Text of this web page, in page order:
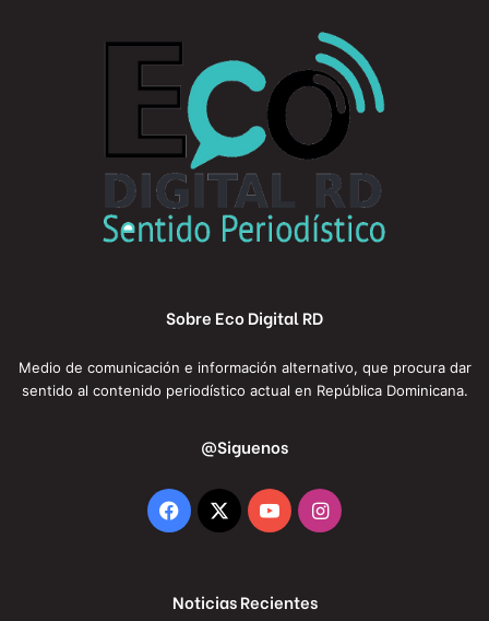
Sobre Eco Digital RD
Medio de comunicación e información alternativo, que procura dar
sentido al contenido periodístico actual en República Dominicana.
@Siguenos
Facebook
X YouTubeInstagram
Noticias Recientes